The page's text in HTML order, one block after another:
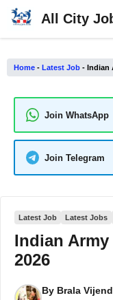
Skip
All City
Home - Latest Job - Indian
Join WhatsApp
Join Telegram
Latest Job Latest Jobs
Indian Army
2026
By Brala